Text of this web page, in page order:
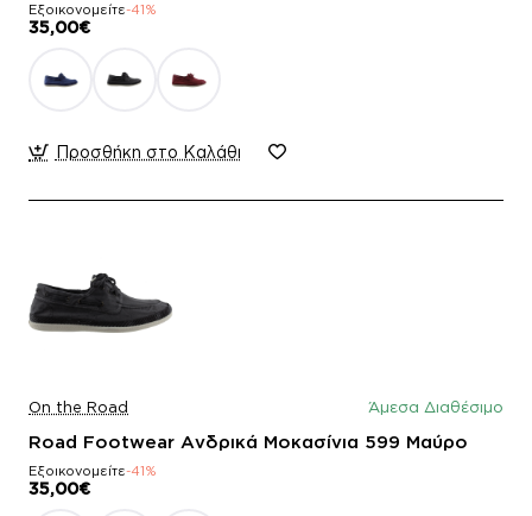
Εξοικονομείτε-41%
35,00€
Προσθήκη στο Καλάθι
On the Road Άμεσα Διαθέσιμο
Road Footwear Ανδρικά Μοκασίνια 599 Μαύρο
Εξοικονομείτε-41%
35,00€